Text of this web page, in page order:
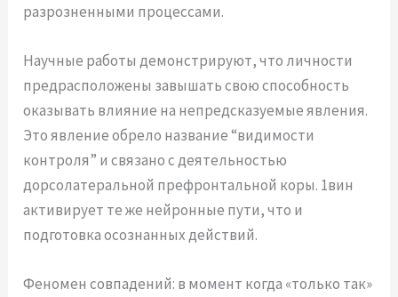
разрозненными процессами.
Научные работы демонстрируют, что личности
предрасположены завышать свою способность
оказывать влияние на непредсказуемые явления.
Это явление обрело название “видимости
контроля” и связано с деятельностью
дорсолатеральной префронтальной коры. 1вин
активирует те же нейронные пути, что и
подготовка осознанных действий.
Феномен совпадений: в момент когда «только так»